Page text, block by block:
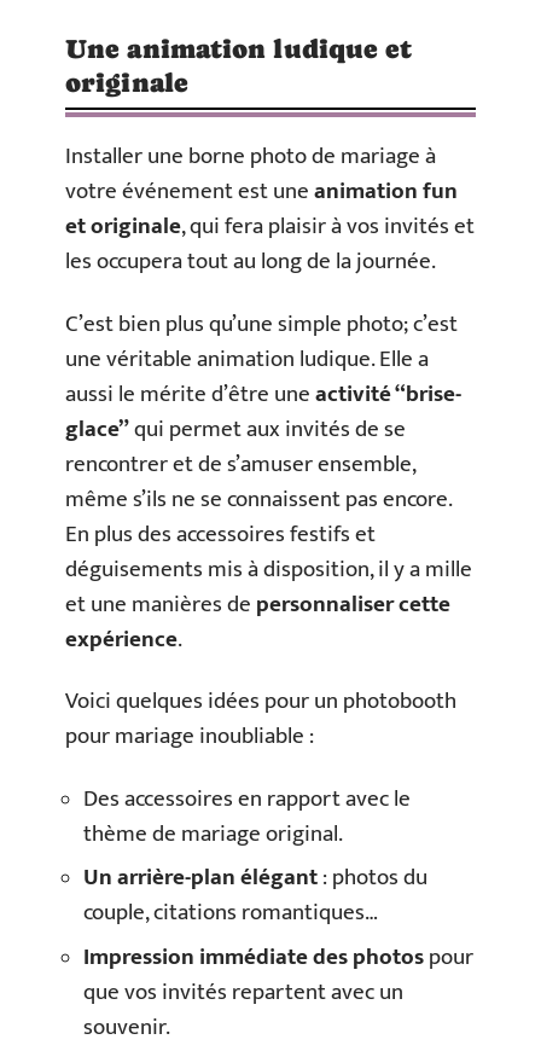
Une animation ludique et
originale
Installer une borne photo de mariage à
votre événement est uneanimation fun
et originale, qui fera plaisir à vos invités et
les occupera tout au long de la journée.
C’est bien plus qu’une simple photo; c’est
une véritable animation ludique. Elle a
aussi le mérite d’être uneactivité “brise-
glace”qui permet aux invités de se
rencontrer et de s’amuser ensemble,
même s’ils ne se connaissent pas encore.
En plus des accessoires festifs et
déguisements mis à disposition, il y a mille
et une manières depersonnaliser cette
expérience.
Voici quelques idées pour un photobooth
pour mariage inoubliable :
Des accessoires en rapport avec le
thème de mariage original.
Un arrière-plan élégant: photos du
couple, citations romantiques…
Impression immédiate des photospour
que vos invités repartent avec un
souvenir.